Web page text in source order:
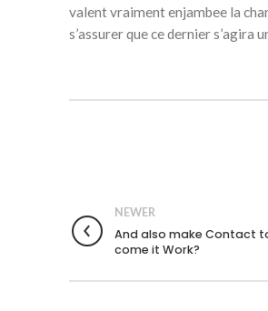
valent vraiment enjambee la
s’assurer que ce dernier s’agira
NEWER
And also make Contact
come it Work?